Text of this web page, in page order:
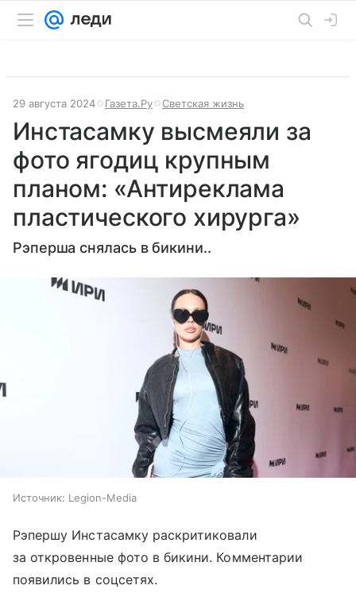
29 августа 2024 Газета.Ру Светская жизнь
Инстасамку высмеяли за
фото ягодиц крупным
планом: «Антиреклама
пластического хирурга»
Рэперша снялась в бикини..
Источник: Legion-Media
Рэпершу Инстасамку раскритиковали
за откровенные фото в бикини. Комментарии
появились в соцсетях.